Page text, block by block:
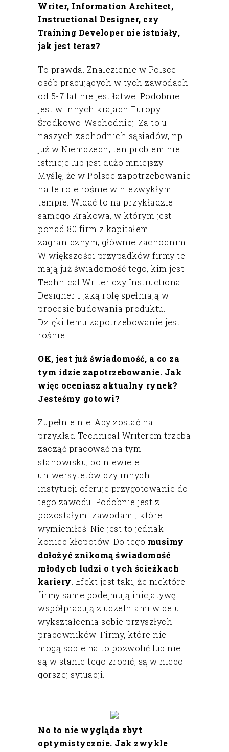
Writer, Information Architect,
Instructional Designer, czy
Training Developer nie istniały,
jak jest teraz?
To prawda. Znalezienie w Polsce
osób pracujących w tych zawodach
od 5-7 lat nie jest łatwe. Podobnie
jest w innych krajach Europy
Środkowo-Wschodniej. Za to u
naszych zachodnich sąsiadów, np.
już w Niemczech, ten problem nie
istnieje lub jest dużo mniejszy.
Myślę, że w Polsce zapotrzebowanie
na te role rośnie w niezwykłym
tempie. Widać to na przykładzie
samego Krakowa, w którym jest
ponad 80 firm z kapitałem
zagranicznym, głównie zachodnim.
W większości przypadków firmy te
mają już świadomość tego, kim jest
Technical Writer czy Instructional
Designer i jaką rolę spełniają w
procesie budowania produktu.
Dzięki temu zapotrzebowanie jest i
rośnie.
OK, jest już świadomość, a co za
tym idzie zapotrzebowanie. Jak
więc oceniasz aktualny rynek?
Jesteśmy gotowi?
Zupełnie nie. Aby zostać na
przykład Technical Writerem trzeba
zacząć pracować na tym
stanowisku, bo niewiele
uniwersytetów czy innych
instytucji oferuje przygotowanie do
tego zawodu. Podobnie jest z
pozostałymi zawodami, które
wymieniłeś. Nie jest to jednak
koniec kłopotów. Do tego musimy
dołożyć znikomą świadomość
młodych ludzi o tych ścieżkach
kariery . Efekt jest taki, że niektóre
firmy same podejmują inicjatywę i
współpracują z uczelniami w celu
wykształcenia sobie przyszłych
pracowników. Firmy, które nie
mogą sobie na to pozwolić lub nie
są w stanie tego zrobić, są w nieco
gorszej sytuacji.
No to nie wygląda zbyt
optymistycznie. Jak zwykle